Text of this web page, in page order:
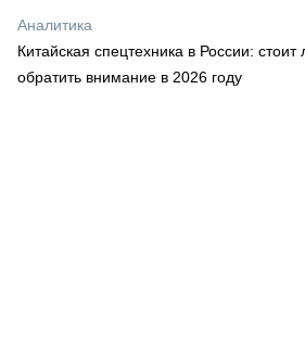
СПЕЦПРОЕКТЫ
МЕРОПРИЯТИЯ
Аналитика
Китайская спецтехника в России: стоит
обратить внимание в 2026 году